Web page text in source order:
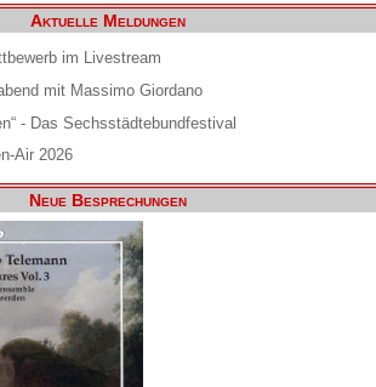
Aktuelle Meldungen
im Livestream
mit Massimo Giordano
- Das Sechsstädtebundfestival
Air 2026
Neue Besprechungen